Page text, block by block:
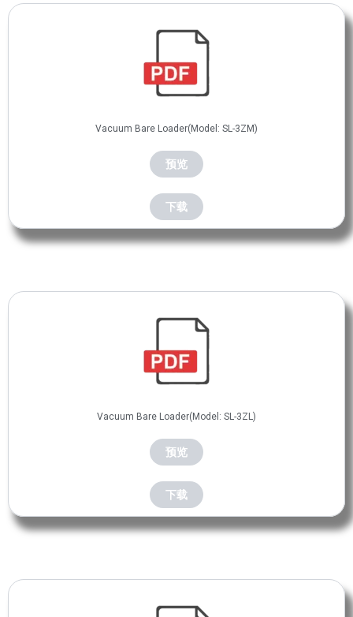
Vacuum Bare Loader(Model: SL-3ZM)
预览
下载
Vacuum Bare Loader(Model: SL-3ZL)
预览
下载